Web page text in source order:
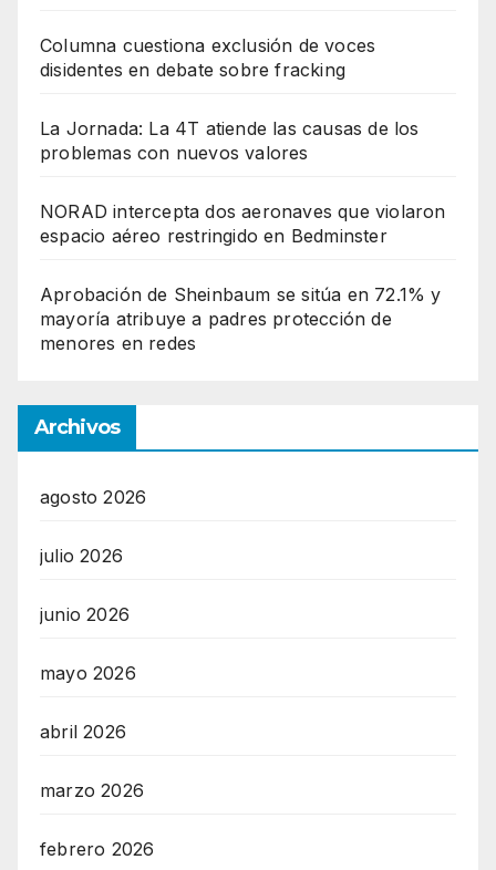
Columna cuestiona exclusión de voces
disidentes en debate sobre fracking
La Jornada: La 4T atiende las causas de los
problemas con nuevos valores
NORAD intercepta dos aeronaves que violaron
espacio aéreo restringido en Bedminster
Aprobación de Sheinbaum se sitúa en 72.1% y
mayoría atribuye a padres protección de
menores en redes
Archivos
agosto 2026
julio 2026
junio 2026
mayo 2026
abril 2026
marzo 2026
febrero 2026